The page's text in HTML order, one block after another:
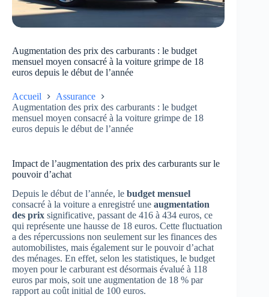
Augmentation des prix des carburants : le budget
mensuel moyen consacré à la voiture grimpe de 18
euros depuis le début de l’année
Accueil
Assurance
Augmentation des prix des carburants : le budget
mensuel moyen consacré à la voiture grimpe de 18
euros depuis le début de l’année
Impact de l’augmentation des prix des carburants sur le
pouvoir d’achat
Depuis le début de l’année, le budget mensuel
consacré à la voiture a enregistré une augmentation
des prix significative, passant de 416 à 434 euros, ce
qui représente une hausse de 18 euros. Cette fluctuation
a des répercussions non seulement sur les finances des
automobilistes, mais également sur le pouvoir d’achat
des ménages. En effet, selon les statistiques, le budget
moyen pour le carburant est désormais évalué à 118
euros par mois, soit une augmentation de 18 % par
rapport au coût initial de 100 euros.